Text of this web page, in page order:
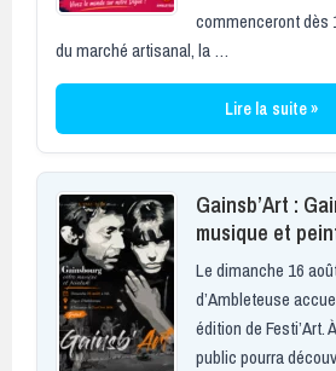
commenceront dès
du marché artisanal, la …
Lire la suite »
Gainsb’Art :
musique et
Le dimanche 16
d’Ambleteuse
édition de Festi’Art.
public pourra